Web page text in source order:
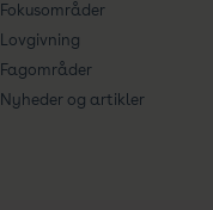
Fokusområder
Lovgivning
Fagområder
Nyheder og artikler